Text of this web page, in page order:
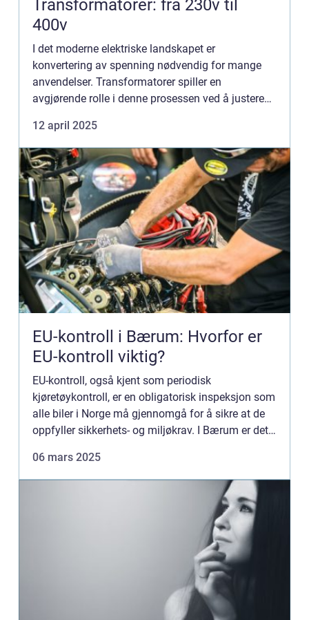
Transformatorer: fra 230v til
400v
I det moderne elektriske landskapet er
konvertering av spenning nødvendig for mange
anvendelser. Transformatorer spiller en
avgjørende rolle i denne prosessen ved å justere
12 april 2025
EU-kontroll i Bærum: Hvorfor er
EU-kontroll viktig?
EU-kontroll, også kjent som periodisk
kjøretøykontroll, er en obligatorisk inspeksjon som
alle biler i Norge må gjennomgå for å sikre at de
oppfyller sikkerhets- og miljøkrav. I Bærum er det
06 mars 2025